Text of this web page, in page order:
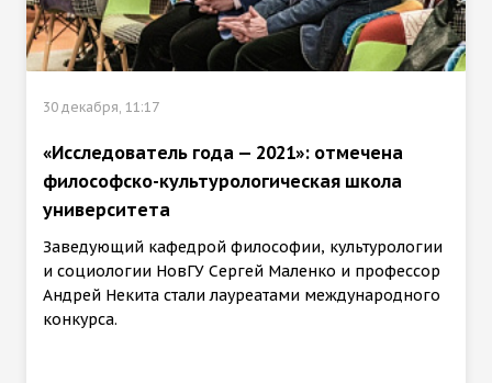
30 декабря, 11:17
«Исследователь года — 2021»: отмечена
философско-культурологическая школа
университета
Заведующий кафедрой философии, культурологии
и социологии НовГУ Сергей Маленко и профессор
Андрей Некита стали лауреатами международного
конкурса.